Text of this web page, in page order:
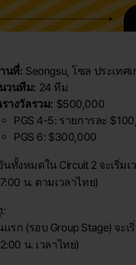
นที่: Seongsu, โซล ประเทศ
วนทีม: 24 ทีม
รางวัลรวม: $500,000
PGS 4-5: รายการละ
PGS 6: $300,000
ทั้งหมดใน Circuit 2 จะเริ่มเ
น. ตามเวลาไทย)
แรก (รอบ Group Stage) จะเ
น. เวลาไทย)